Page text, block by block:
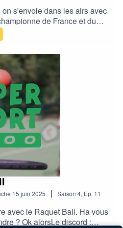
s'envole dans les airs avec
de France et du
!L'instagram de Sandra :
sandra.moreelsLe
eUTA6CB2hKMusic :
Wombat
15 juin 2025 | Saison 4, Ep. 11
avec le Raquet Ball. Ha vous
? Ok alorsLe discord :